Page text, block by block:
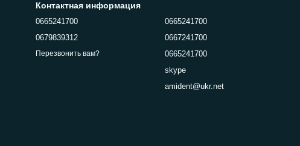
Контактная информация
0665241700
0679839312
Перезвонить вам?
0665241700
0667241700
0665241700
skype
amident@ukr.net